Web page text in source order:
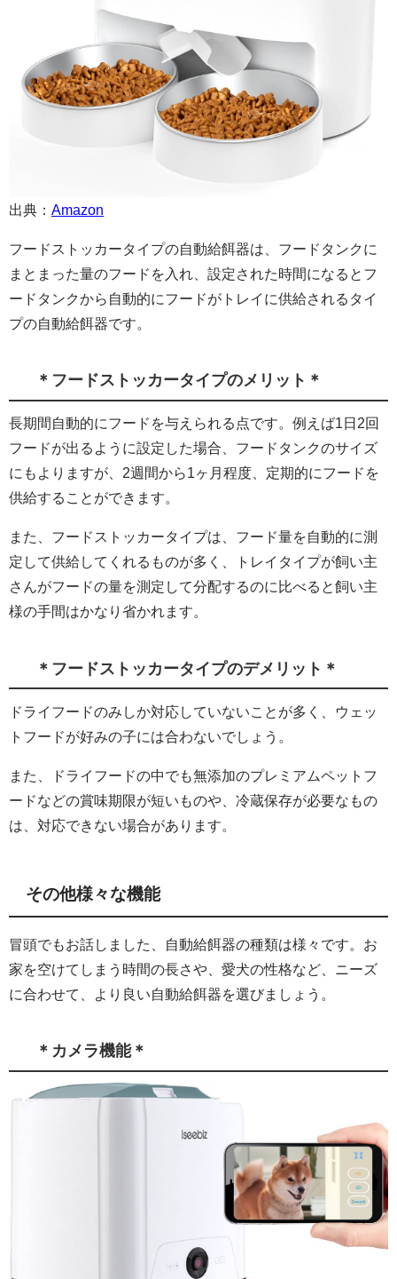
出典： Amazon
フードストッカータイプの自動給餌器は、フードタンクに
まとまった量のフードを入れ、設定された時間になるとフ
ードタンクから自動的にフードがトレイに供給されるタイ
プの自動給餌器です。
＊フードストッカータイプのメリット＊
長期間自動的にフードを与えられる点です。例えば1日2回
フードが出るように設定した場合、フードタンクのサイズ
にもよりますが、2週間から1ヶ月程度、定期的にフードを
供給することができます。
また、フードストッカータイプは、フード量を自動的に測
定して供給してくれるものが多く、トレイタイプが飼い主
さんがフードの量を測定して分配するのに比べると飼い主
様の手間はかなり省かれます。
＊フードストッカータイプのデメリット＊
ドライフードのみしか対応していないことが多く、ウェッ
トフードが好みの子には合わないでしょう。
また、ドライフードの中でも無添加のプレミアムペットフ
ードなどの賞味期限が短いものや、冷蔵保存が必要なもの
は、対応できない場合があります。
その他様々な機能
冒頭でもお話しました、自動給餌器の種類は様々です。お
家を空けてしまう時間の長さや、愛犬の性格など、ニーズ
に合わせて、より良い自動給餌器を選びましょう。
＊カメラ機能＊